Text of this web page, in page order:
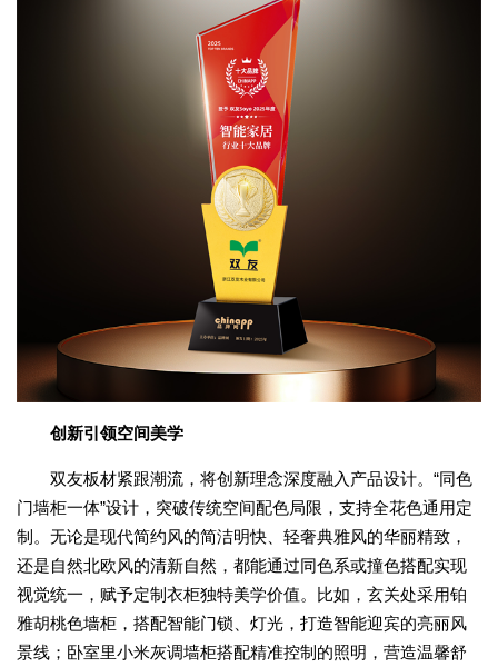
创新引领空间美学
双友板材紧跟潮流，将创新理念深度融入产品设计。“同色
门墙柜一体”设计，突破传统空间配色局限，支持全花色通用定
制。无论是现代简约风的简洁明快、轻奢典雅风的华丽精致，
还是自然北欧风的清新自然，都能通过同色系或撞色搭配实现
视觉统一，赋予定制衣柜独特美学价值。比如，玄关处采用铂
雅胡桃色墙柜，搭配智能门锁、灯光，打造智能迎宾的亮丽风
景线；卧室里小米灰调墙柜搭配精准控制的照明，营造温馨舒